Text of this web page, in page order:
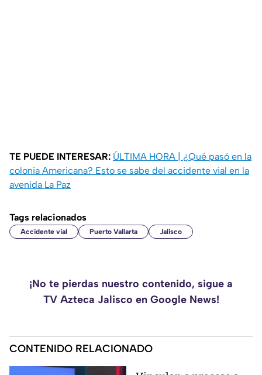
TE PUEDE INTERESAR: ÚLTIMA HORA | ¿Qué pasó en la
colonia Americana? Esto se sabe del accidente vial en la
avenida La Paz
Tags relacionados
Accidente vial Puerto Vallarta Jalisco
¡No te pierdas nuestro contenido, sigue a
TV Azteca Jalisco en Google News!
CONTENIDO RELACIONADO